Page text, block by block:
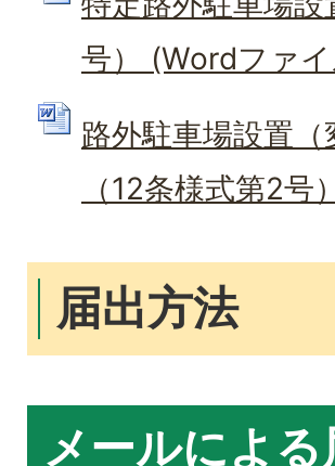
号） (Wordファ
路外駐車場設置
（12条様式第2
届出方法
メールによる